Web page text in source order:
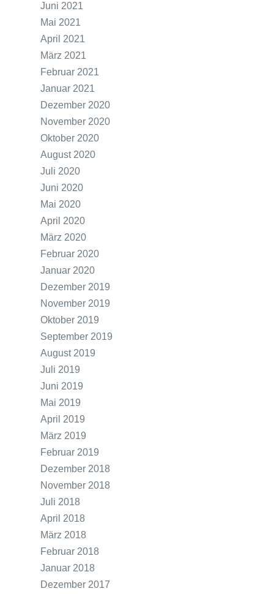
Juni 2021
Mai 2021
April 2021
März 2021
Februar 2021
Januar 2021
Dezember 2020
November 2020
Oktober 2020
August 2020
Juli 2020
Juni 2020
Mai 2020
April 2020
März 2020
Februar 2020
Januar 2020
Dezember 2019
November 2019
Oktober 2019
September 2019
August 2019
Juli 2019
Juni 2019
Mai 2019
April 2019
März 2019
Februar 2019
Dezember 2018
November 2018
Juli 2018
April 2018
März 2018
Februar 2018
Januar 2018
Dezember 2017